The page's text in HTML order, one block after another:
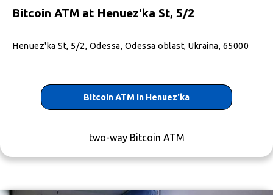
Україна 21000
+380734627174
10:00-22:00
Bitcoin ATM at Henuez'ka St, 5/2
Henuez'ka St, 5/2, Odessa, Odessa oblast, Ukraina, 65000
Bitcoin ATM in Henuez'ka
two-way Bitcoin ATM